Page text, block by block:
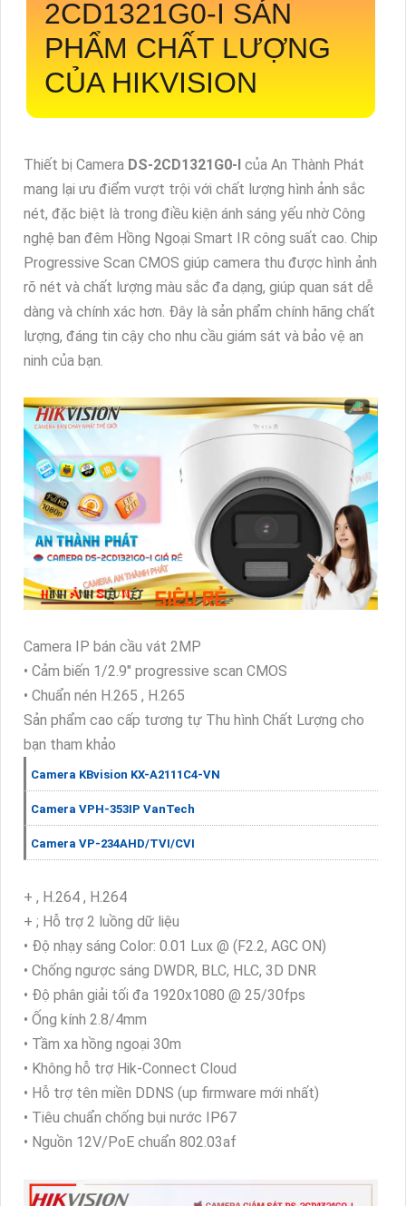
2CD1321G0-I SẢN
PHẨM CHẤT LƯỢNG
CỦA HIKVISION
Thiết bị Camera DS-2CD1321G0-I của An Thành Phát
mang lại ưu điểm vượt trội với chất lượng hình ảnh sắc
nét, đặc biệt là trong điều kiện ánh sáng yếu nhờ Công
nghệ ban đêm Hồng Ngoại Smart IR công suất cao. Chip
Progressive Scan CMOS giúp camera thu được hình ảnh
rõ nét và chất lượng màu sắc đa dạng, giúp quan sát dễ
dàng và chính xác hơn. Đây là sản phẩm chính hãng chất
lượng, đáng tin cậy cho nhu cầu giám sát và bảo vệ an
ninh của bạn.
Camera IP bán cầu vát 2MP
• Cảm biến 1/2.9" progressive scan CMOS
• Chuẩn nén H.265 , H.265
Sản phẩm cao cấp tương tự Thu hình Chất Lượng cho
bạn tham khảo
Camera KBvision KX-A2111C4-VN
Camera VPH-353IP VanTech
Camera VP-234AHD/TVI/CVI
+ , H.264 , H.264
+ ; Hỗ trợ 2 luồng dữ liệu
• Độ nhạy sáng Color: 0.01 Lux @ (F2.2, AGC ON)
• Chống ngược sáng DWDR, BLC, HLC, 3D DNR
• Độ phân giải tối đa 1920x1080 @ 25/30fps
• Ống kính 2.8/4mm
• Tầm xa hồng ngoại 30m
• Không hỗ trợ Hik-Connect Cloud
• Hỗ trợ tên miền DDNS (up firmware mới nhất)
• Tiêu chuẩn chống bụi nước IP67
• Nguồn 12V/PoE chuẩn 802.03af